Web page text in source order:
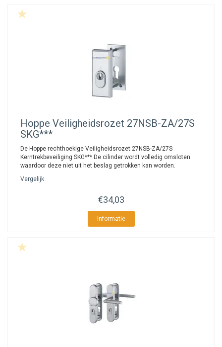
Hoppe Veiligheidsrozet 27NSB-ZA/27S
SKG***
De Hoppe rechthoekige Veiligheidsrozet 27NSB-ZA/27S
Kerntrekbeveiliging SKG*** De cilinder wordt volledig omsloten
waardoor deze niet uit het beslag getrokken kan worden.
Vergelijk
€34,03
Informatie